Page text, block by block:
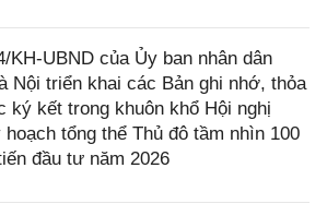
KH-UBND của Ủy ban nhân dân
Nội triển khai các Bản ghi nhớ, thỏa
ký kết trong khuôn khổ Hội nghị
hoạch tổng thể Thủ đô tầm nhìn 100
đầu tư năm 2026